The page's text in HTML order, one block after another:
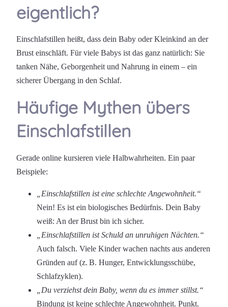
eigentlich?
Einschlafstillen heißt, dass dein Baby oder Kleinkind an der
Brust einschläft. Für viele Babys ist das ganz natürlich: Sie
tanken Nähe, Geborgenheit und Nahrung in einem – ein
sicherer Übergang in den Schlaf.
Häufige Mythen übers
Einschlafstillen
Gerade online kursieren viele Halbwahrheiten. Ein paar
Beispiele:
„Einschlafstillen ist eine schlechte Angewohnheit.“
Nein! Es ist ein biologisches Bedürfnis. Dein Baby
weiß: An der Brust bin ich sicher.
„Einschlafstillen ist Schuld an unruhigen Nächten.“
Auch falsch. Viele Kinder wachen nachts aus anderen
Gründen auf (z. B. Hunger, Entwicklungsschübe,
Schlafzyklen).
„Du verziehst dein Baby, wenn du es immer stillst.“
Bindung ist keine schlechte Angewohnheit. Punkt.